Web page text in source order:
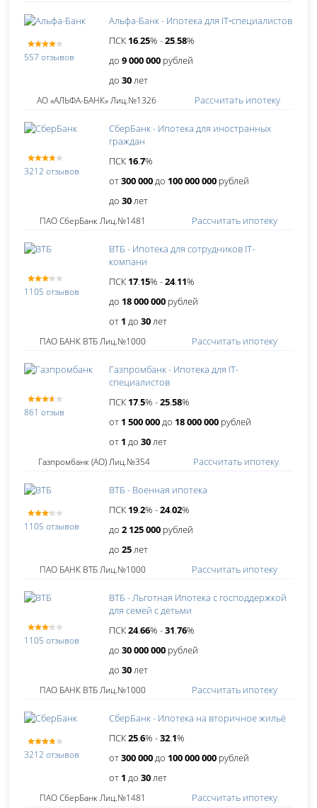
557 отзывов
Альфа-Банк - Ипотека для IT‑специалистов
ПСК16.25% -25.58%
до9 000 000 рублей
до30лет
АО «АЛЬФА-БАНК» Лиц.№1326 Рассчитать ипотеку
3212 отзывов
СберБанк - Ипотека для иностранных
граждан
ПСК16.7%
от300 000до 100 000 000 рублей
до30лет
ПАО СберБанк Лиц.№1481 Рассчитать ипотеку
1105 отзывов
ВТБ - Ипотека для сотрудников IT-
компани
ПСК17.15% -24.11%
до 18 000 000 рублей
от 1 до30лет
ПАО БАНК ВТБ Лиц.№1000 Рассчитать ипотеку
861 отзыв
Газпромбанк - Ипотека для IT-
специалистов
ПСК17.5% -25.58%
от 1 500 000до 18 000 000 рублей
от 1 до30лет
Газпромбанк (АО) Лиц.№354 Рассчитать ипотеку
1105 отзывов
ВТБ - Военная ипотека
ПСК19.2% -24.02%
до2 125 000 рублей
до25лет
ПАО БАНК ВТБ Лиц.№1000 Рассчитать ипотеку
1105 отзывов
ВТБ - Льготная Ипотека с господдержкой
для семей с детьми
ПСК24.66% -31.76%
до30 000 000 рублей
до30лет
ПАО БАНК ВТБ Лиц.№1000 Рассчитать ипотеку
3212 отзывов
СберБанк - Ипотека на вторичное жильё
ПСК25.6% -32.1%
от300 000до 100 000 000 рублей
от 1 до30лет
ПАО СберБанк Лиц.№1481 Рассчитать ипотеку